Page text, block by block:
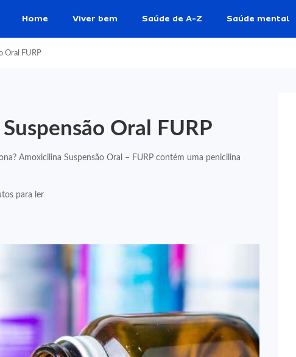
Home Viver bem Saúde de A-Z Saúde mental
Oral FURP
Oral FURP
Amoxicilina Suspensão Oral – FURP contém uma penicilina
para ler